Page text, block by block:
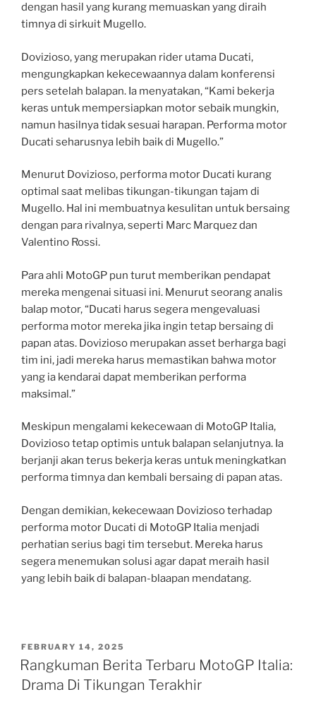
dengan hasil yang kurang memuaskan yang diraih
timnya di sirkuit Mugello.
Dovizioso, yang merupakan rider utama Ducati,
mengungkapkan kekecewaannya dalam konferensi
pers setelah balapan. Ia menyatakan, “Kami bekerja
keras untuk mempersiapkan motor sebaik mungkin,
namun hasilnya tidak sesuai harapan. Performa motor
Ducati seharusnya lebih baik di Mugello.”
Menurut Dovizioso, performa motor Ducati kurang
optimal saat melibas tikungan-tikungan tajam di
Mugello. Hal ini membuatnya kesulitan untuk bersaing
dengan para rivalnya, seperti Marc Marquez dan
Valentino Rossi.
Para ahli MotoGP pun turut memberikan pendapat
mereka mengenai situasi ini. Menurut seorang analis
balap motor, “Ducati harus segera mengevaluasi
performa motor mereka jika ingin tetap bersaing di
papan atas. Dovizioso merupakan asset berharga bagi
tim ini, jadi mereka harus memastikan bahwa motor
yang ia kendarai dapat memberikan performa
maksimal.”
Meskipun mengalami kekecewaan di MotoGP Italia,
Dovizioso tetap optimis untuk balapan selanjutnya. Ia
berjanji akan terus bekerja keras untuk meningkatkan
performa timnya dan kembali bersaing di papan atas.
Dengan demikian, kekecewaan Dovizioso terhadap
performa motor Ducati di MotoGP Italia menjadi
perhatian serius bagi tim tersebut. Mereka harus
segera menemukan solusi agar dapat meraih hasil
yang lebih baik di balapan-blaapan mendatang.
POSTED
ON
FEBRUARY 14, 2025
Rangkuman Berita Terbaru MotoGP Italia:
Drama Di Tikungan Terakhir